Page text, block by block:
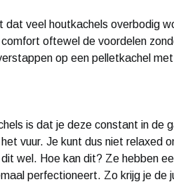
dat veel houtkachels overbodig
oftewel de voordelen
op een pelletkachel
is dat je deze constant in de
vuur. Je kunt dus niet relaxed
wel. Hoe kan dit? Ze hebben
perfectioneert. Zo krijg je de